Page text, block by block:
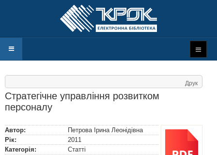
Друк
Стратегічне управління розвитком
персоналу
Автор:
Петрова Ірина Леонідівна
Рік:
2011
Категорія:
Статті